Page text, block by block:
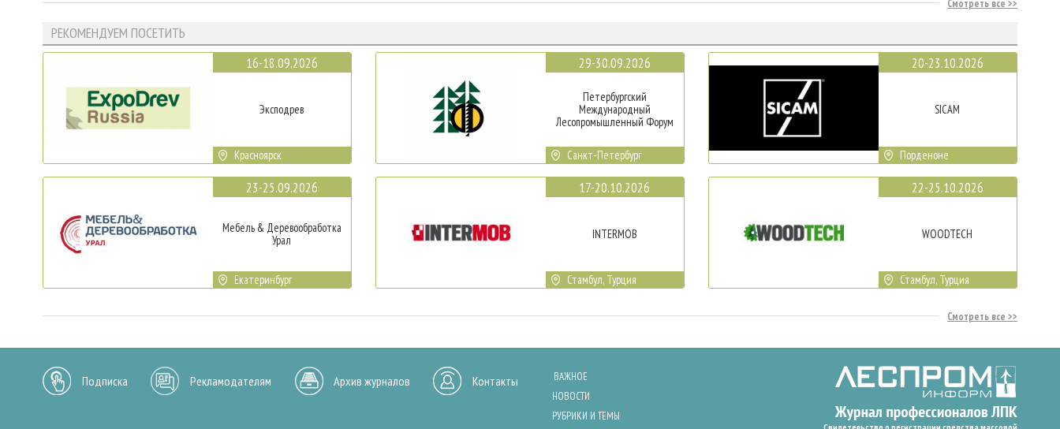
Смотреть все
РЕКОМЕНДУЕМ ПОСЕТИТЬ
16-18.09.2026
Эксподрев
Красноярск
23-25.09.2026
Мебель & Деревообработка
Урал
Екатеринбург
29-30.09.2026
Петербургский
Международный
Лесопромышленный Форум
Санкт-Петербург
17-20.10.2026
INTERMOB
Стамбул, Турция
20-23.10.2026
SICAM
Порденоне
22-25.10.2026
WOODTECH
Стамбул, Турция
Смотреть все
Подписка Рекламодателям Архив журналов Контакты
ВАЖНОЕ
НОВОСТИ
РУБРИКИ И ТЕМЫ